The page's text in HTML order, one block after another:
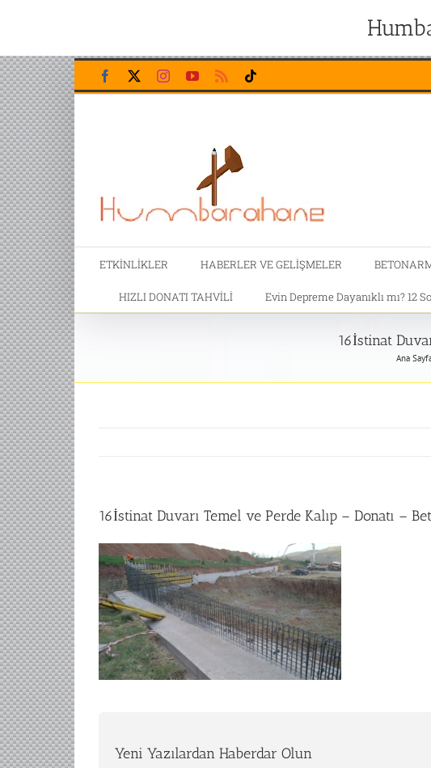
Skip
to
content
Facebook InstagramYouTubeRss
ETKİNLİKLER HABERLER VE GELİŞMELER
HIZLI DONATI TAHVİLİ Evin Depreme Dayanıklı mı? 12
16İstinat
Ana
16İstinat Duvarı Temel ve Perde Kalıp – Donatı –
Yeni Yazılardan Haberdar Olun